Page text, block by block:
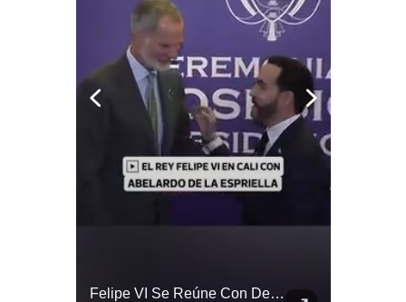
Felipe VI Se Reúne Con De La Espriella Antes De La Investidura | Gestión Mundo